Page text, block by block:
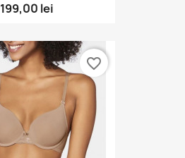
199,00 lei
favorite_border